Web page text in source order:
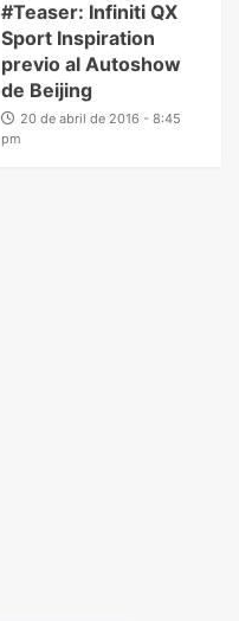
#Teaser: Infiniti QX
Sport Inspiration
previo al Autoshow
de Beijing
20 de abril de 2016 - 8:45
pm